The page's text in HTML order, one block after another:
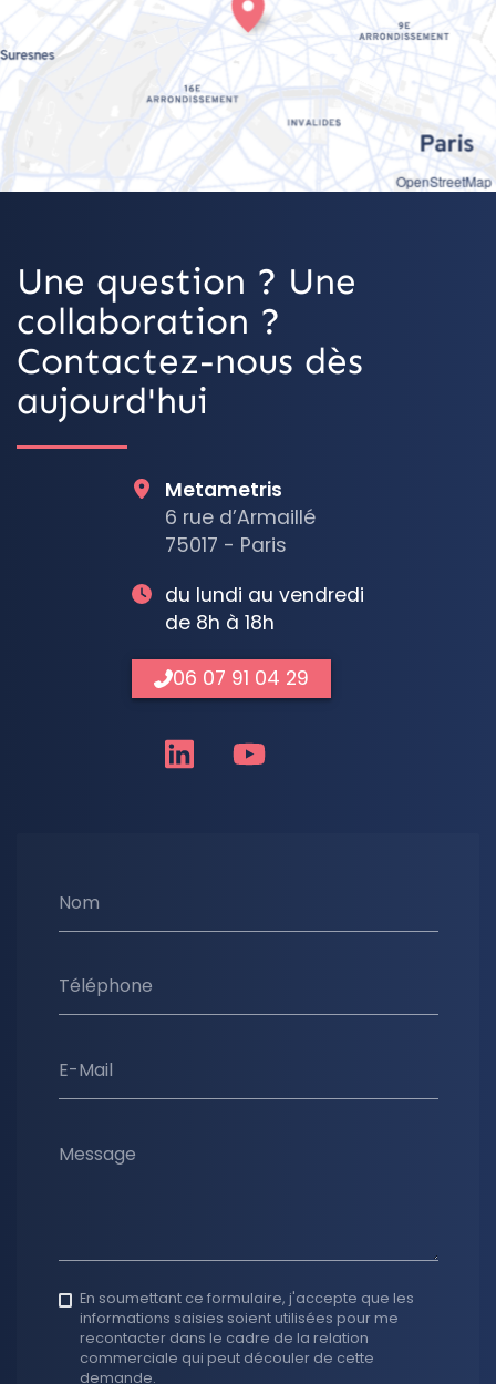
OpenStreetMap
Une question ? Une
collaboration ?
Contactez-nous dès
aujourd'hui
Nom
Téléphone
E-Mail
Message
En soumettant ce formulaire, j'accepte que les
informations saisies soient utilisées pour me
recontacter dans le cadre de la relation
commerciale qui peut découler de cette
demande.
Metametris
6 rue d’Armaillé
75017 - Paris
du lundi au vendredi
de 8h à 18h
06 07 91 04 29